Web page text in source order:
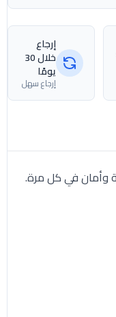
إرجاع
خلال 30
يومًا
إرجاع سهل